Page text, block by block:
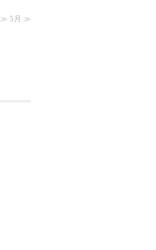
≫ 5月 ≫